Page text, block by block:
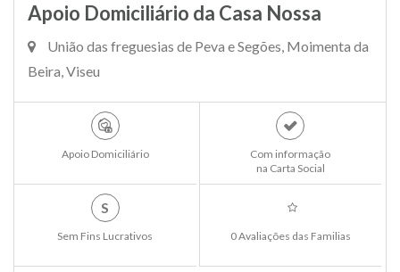
Apoio Domiciliário da Casa Nossa
União das freguesias de Peva e Segões, Moimenta da
Beira, Viseu
Apoio Domiciliário
Com informação
na Carta Social
S
Sem Fins Lucrativos 0 Avaliações das Familias